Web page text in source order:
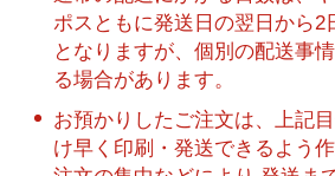
ポスともに発送日の翌日から2
となりますが、個別の配送事
る場合があります。
お預かりしたご注文は、上記
け早く印刷・発送できるよう